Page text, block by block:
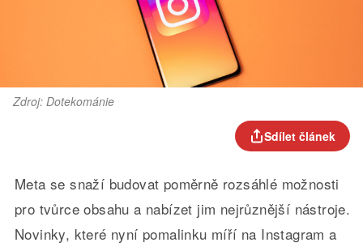
Zdroj: Dotekománie
Sdílet článek
Meta se snaží budovat poměrně rozsáhlé možnosti
pro tvůrce obsahu a nabízet jim nejrůznější nástroje.
Novinky, které nyní pomalinku míří na Instagram a